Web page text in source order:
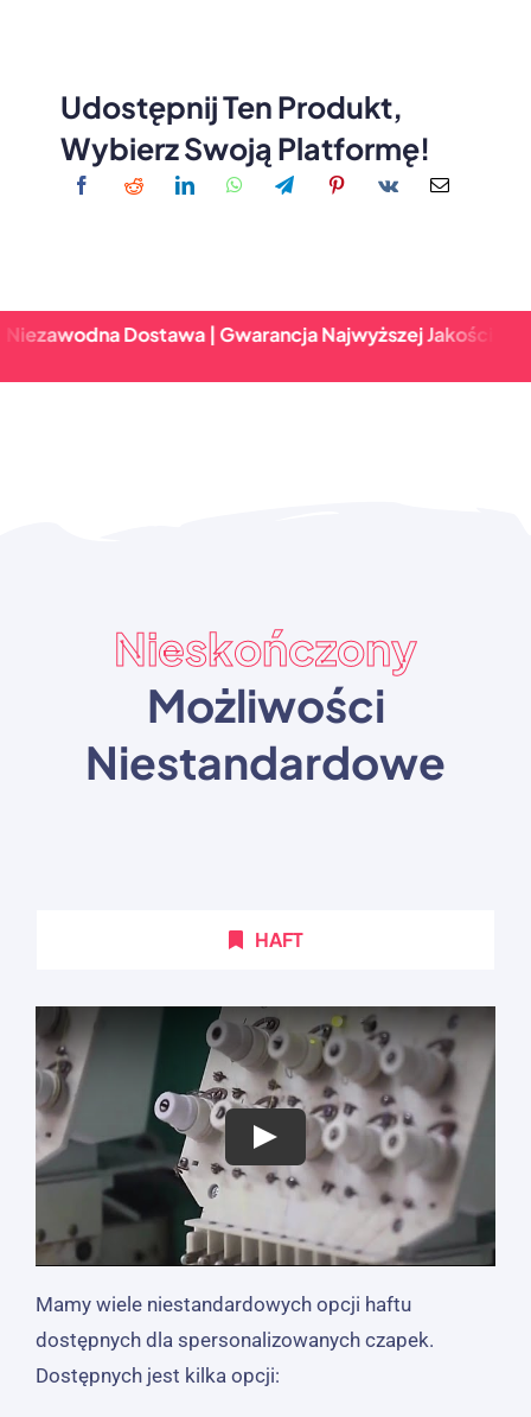
Udostępnij Ten Produkt,
Wybierz Swoją Platformę!
Dostawa | Gwarancja Najwyższej Jakości |
Nieskończony
Możliwości
Niestandardowe
HAFT
Mamy wiele niestandardowych opcji haftu
dostępnych dla spersonalizowanych czapek.
Dostępnych jest kilka opcji: